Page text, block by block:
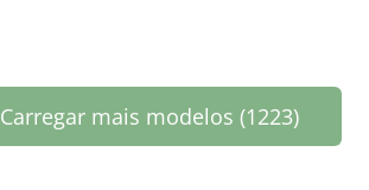
Carregar mais modelos (1223)